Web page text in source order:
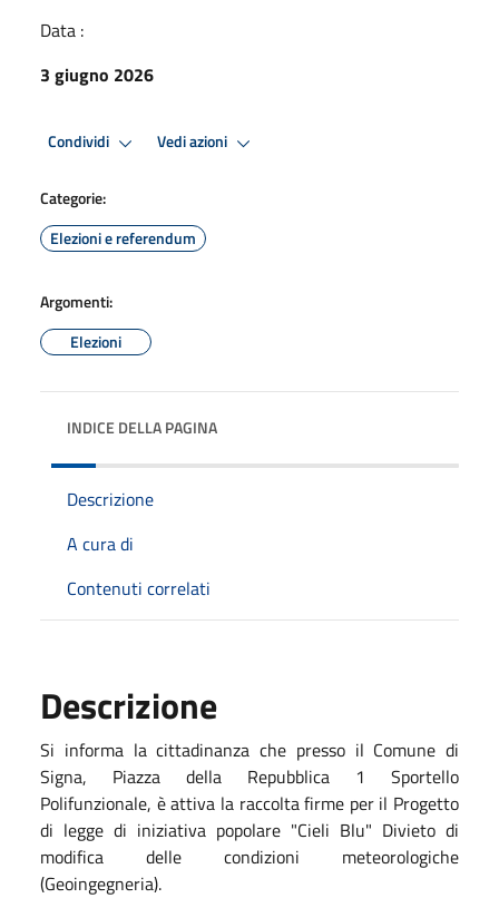
Data :
3 giugno 2026
Condividi Vedi azioni
Categorie:
Elezioni e referendum
Argomenti:
Elezioni
INDICE DELLA PAGINA
Descrizione
A cura di
Contenuti correlati
Descrizione
Si informa la cittadinanza che presso il Comune di
Signa, Piazza della Repubblica 1 Sportello
Polifunzionale, è attiva la raccolta firme per il Progetto
di legge di iniziativa popolare "Cieli Blu" Divieto di
modifica delle condizioni meteorologiche
(Geoingegneria).